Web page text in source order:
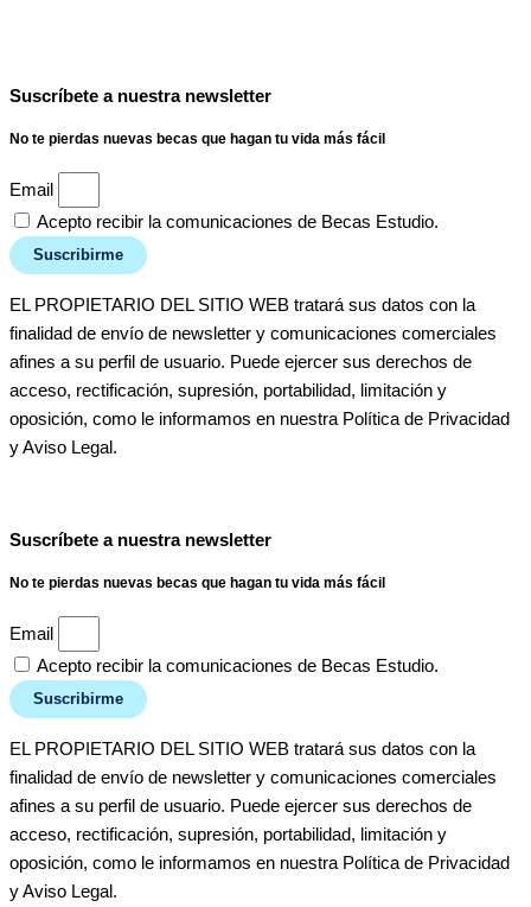
Suscríbete a nuestra newsletter
No te pierdas nuevas becas que hagan tu vida más fácil
Email
Acepto recibir la comunicaciones de Becas Estudio.
Suscribirme
EL PROPIETARIO DEL SITIO WEB tratará sus datos con la
finalidad de envío de newsletter y comunicaciones comerciales
afines a su perfil de usuario. Puede ejercer sus derechos de
acceso, rectificación, supresión, portabilidad, limitación y
oposición, como le informamos en nuestra Política de Privacidad
y Aviso Legal.
Suscríbete a nuestra newsletter
No te pierdas nuevas becas que hagan tu vida más fácil
Email
Acepto recibir la comunicaciones de Becas Estudio.
Suscribirme
EL PROPIETARIO DEL SITIO WEB tratará sus datos con la
finalidad de envío de newsletter y comunicaciones comerciales
afines a su perfil de usuario. Puede ejercer sus derechos de
acceso, rectificación, supresión, portabilidad, limitación y
oposición, como le informamos en nuestra Política de Privacidad
y Aviso Legal.